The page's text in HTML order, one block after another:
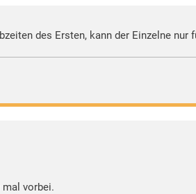
des Ersten, kann der Einzelne nur
vorbei.